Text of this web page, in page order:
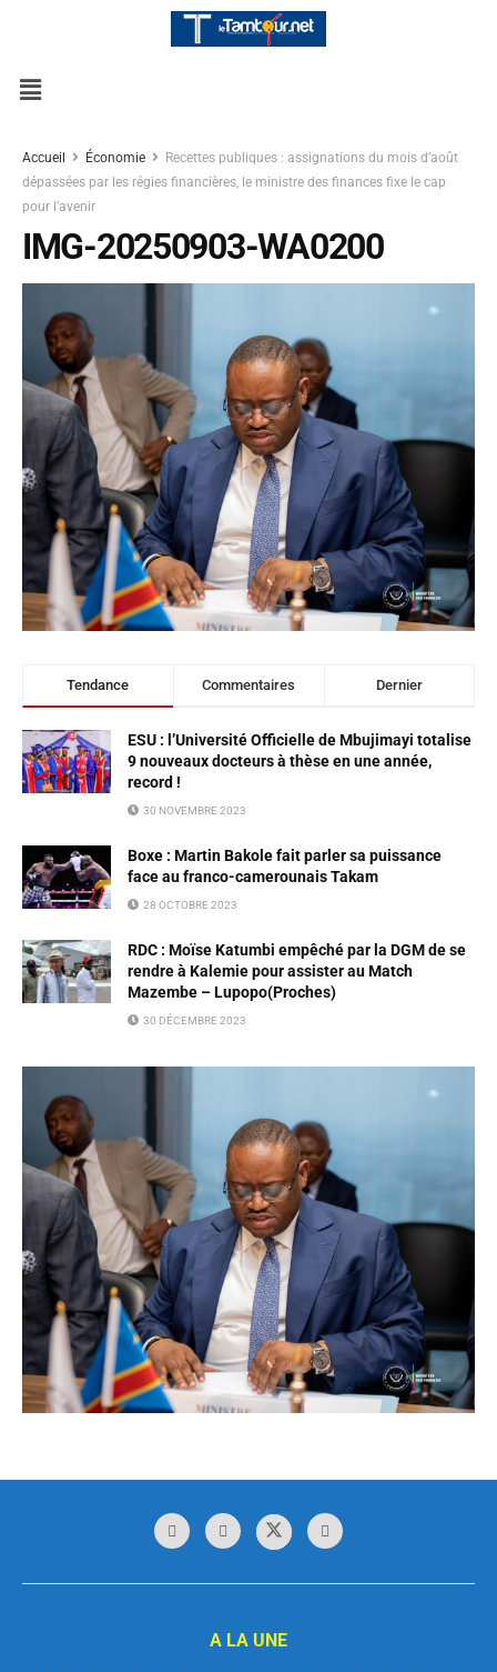
Accueil Économie
Recettes publiques : assignations du mois d’août
dépassées par les régies financières, le ministre des finances fixe le cap
pour l’avenir
IMG-20250903-WA0200
Tendance Commentaires Dernier
ESU : l’Université Officielle de Mbujimayi totalise
9 nouveaux docteurs à thèse en une année,
record !
30 NOVEMBRE 2023
Boxe : Martin Bakole fait parler sa puissance
face au franco-camerounais Takam
28 OCTOBRE 2023
RDC : Moïse Katumbi empêché par la DGM de se
rendre à Kalemie pour assister au Match
Mazembe – Lupopo(Proches)
30 DÉCEMBRE 2023
A LA UNE